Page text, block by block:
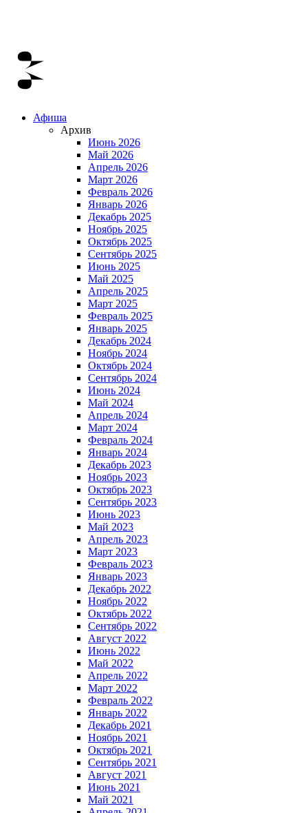
Афиша
Архив
Июнь 2026
Май 2026
Апрель 2026
Март 2026
Февраль 2026
Январь 2026
Декабрь 2025
Ноябрь 2025
Октябрь 2025
Сентябрь 2025
Июнь 2025
Май 2025
Апрель 2025
Март 2025
Февраль 2025
Январь 2025
Декабрь 2024
Ноябрь 2024
Октябрь 2024
Сентябрь 2024
Июнь 2024
Май 2024
Апрель 2024
Март 2024
Февраль 2024
Январь 2024
Декабрь 2023
Ноябрь 2023
Октябрь 2023
Сентябрь 2023
Июнь 2023
Май 2023
Апрель 2023
Март 2023
Февраль 2023
Январь 2023
Декабрь 2022
Ноябрь 2022
Октябрь 2022
Сентябрь 2022
Август 2022
Июнь 2022
Май 2022
Апрель 2022
Март 2022
Февраль 2022
Январь 2022
Декабрь 2021
Ноябрь 2021
Октябрь 2021
Сентябрь 2021
Август 2021
Июнь 2021
Май 2021